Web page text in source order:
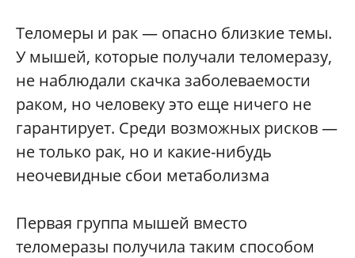
Теломеры и рак — опасно близкие темы.
У мышей, которые получали теломеразу,
не наблюдали скачка заболеваемости
раком, но человеку это еще ничего не
гарантирует. Среди возможных рисков —
не только рак, но и какие-нибудь
неочевидные сбои метаболизма
Первая группа мышей вместо
теломеразы получила таким способом